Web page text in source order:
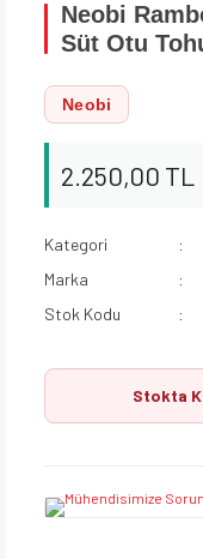
Neobi
Süt Otu
Neobi
2.250,00 TL
Kategori
Marka
Stok Kodu
Stokta